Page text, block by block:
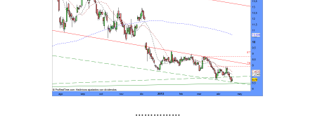
……………